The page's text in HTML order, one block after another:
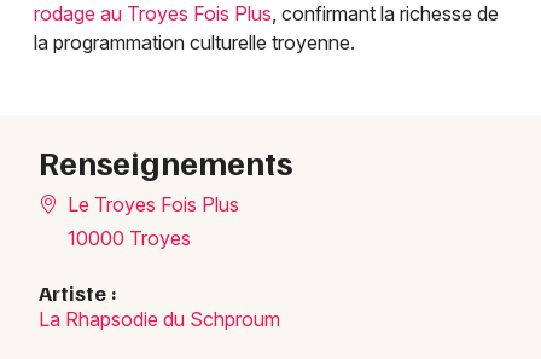
rodage au Troyes Fois Plus, confirmant la richesse de
la programmation culturelle troyenne.
Renseignements
Le Troyes Fois Plus
10000 Troyes
Artiste :
La Rhapsodie du Schproum